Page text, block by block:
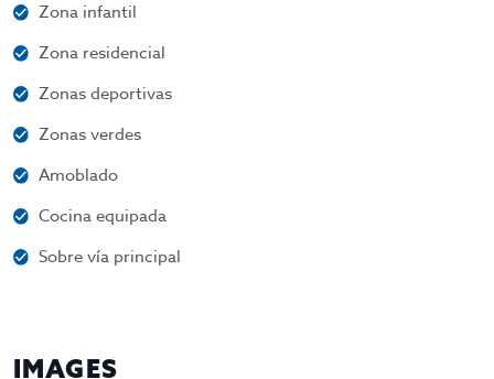
Zona infantil
Zona residencial
Zonas deportivas
Zonas verdes
Amoblado
Cocina equipada
Sobre vía principal
IMAGES